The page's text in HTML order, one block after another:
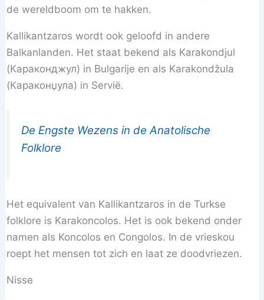
de wereldboom om te hakken.
Kallikantzaros wordt ook geloofd in andere
Balkanlanden. Het staat bekend als Karakondjul
(Караконджул) in Bulgarije en als Karakondžula
(Караконџула) in Servië.
De Engste Wezens in de Anatolische
Folklore
Het equivalent van Kallikantzaros in de Turkse
folklore is Karakoncolos. Het is ook bekend onder
namen als Koncolos en Congolos. In de vrieskou
roept het mensen tot zich en laat ze doodvriezen.
Nisse